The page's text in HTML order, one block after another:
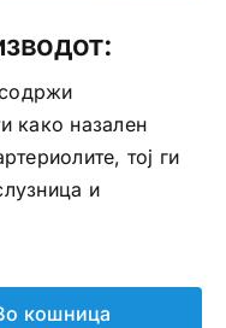
како назален
тој ги
и
кошница